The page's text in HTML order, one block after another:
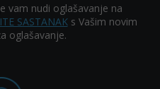
vam nudi oglašavanje na
SASTANAKs Vašim novim
oglašavanje.